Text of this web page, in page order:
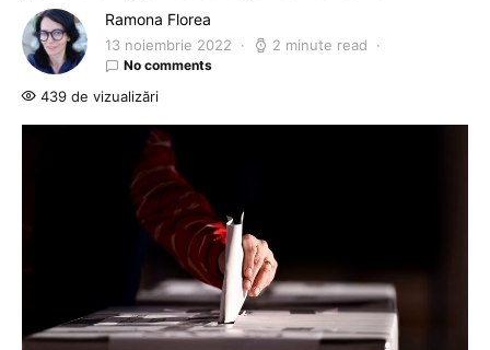
Ramona Florea
13 noiembrie 2022 2 minute read
No comments
439 de vizualizări